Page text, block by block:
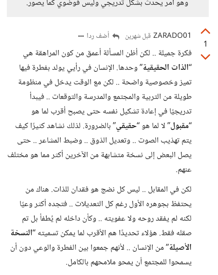
وهو أمر يحدث بشكل تدريجي وليس فوضوي كما يصور.
1
ZARADO01 قبل شهرين أضف ردا
فكرة جميلة .. لكن أظن المسألة أعمق من كون المراهقة هي
“الذات الحقيقية” وحدها. الإنسان في رأيي يولد بفطرة فيها
تميز وخصوصية واضحة .. لكن مع الوقت يدخل في منظومة
طويلة من التربية والمجتمع والمدرسة والتوقعات .. فيبدأ
تدريجيًا في إعادة تشكيل نفسه حتى يصبح أقرب لما هو
“مقبول” لا لما هو “حقيقي” بالضرورة. لذلك نشاهد كثيرًا كيف
يتم تهذيب الصوت .. وتعديل الذوق .. وضبط المشاعر .. حتى
يصل البعض إلى نسخة متشابهة من الآخرين أكثر مما هو مختلف
عنهم.
لكن في المقابل .. ليس كل نضج هو فقدان للذات. هناك من
يحتفظ بجوهره الأول رغم كل التعديلات .. فتجده أكثر وعيًا
لكنه لم يفقد روحه ولا عفويته .. وكأن داخله لم يُطفأ بل تم
صقله فقط. هؤلاء تحديدًا هم الأقرب لما يمكن تسميته “النسخة
الأصيلة” من الإنسان .. لأنهم جمعوا بين الفطرة والوعي دون أن
يسمحوا للمجتمع أن يمحو ملامحهم بالكامل.